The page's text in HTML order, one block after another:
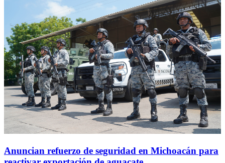
Anuncian refuerzo de seguridad en Michoacán para